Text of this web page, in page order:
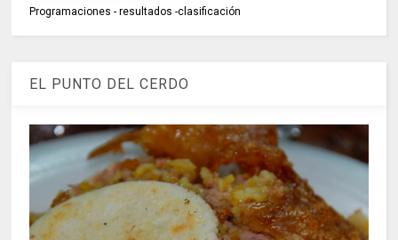
Programaciones - resultados -clasificación
EL PUNTO DEL CERDO